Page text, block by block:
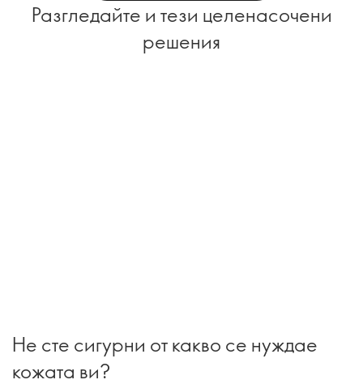
Разгледайте и тези целенасочени
решения
Не сте сигурни от какво се нуждае
кожата ви?